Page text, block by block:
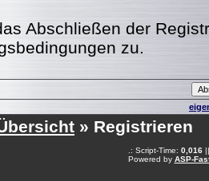
Abschließen der
zu.
» Registrieren
.: Script-Time: 0,016||
Powered by ASP-